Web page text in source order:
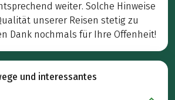
weiter. Solche Hinweise
unserer Reisen stetig zu
Dank nochmals für Ihre Offenheit!
und interessantes